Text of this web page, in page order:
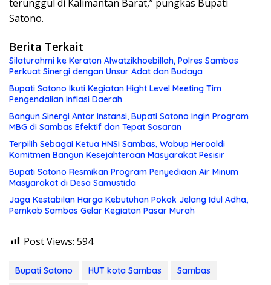
terunggul di Kalimantan Barat,” pungkas Bupati
Satono.
Berita Terkait
Silaturahmi ke Keraton Alwatzikhoebillah, Polres Sambas
Perkuat Sinergi dengan Unsur Adat dan Budaya
Bupati Satono Ikuti Kegiatan Hight Level Meeting Tim
Pengendalian Inflasi Daerah
Bangun Sinergi Antar Instansi, Bupati Satono Ingin Program
MBG di Sambas Efektif dan Tepat Sasaran
Terpilih Sebagai Ketua HNSI Sambas, Wabup Heroaldi
Komitmen Bangun Kesejahteraan Masyarakat Pesisir
Bupati Satono Resmikan Program Penyediaan Air Minum
Masyarakat di Desa Samustida
Jaga Kestabilan Harga Kebutuhan Pokok Jelang Idul Adha,
Pemkab Sambas Gelar Kegiatan Pasar Murah
Post Views: 594
Bupati Satono HUT kota Sambas
Sambas